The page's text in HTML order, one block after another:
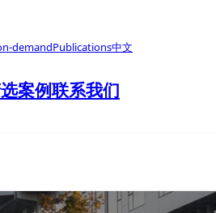
demandPublications中文
案例联系我们